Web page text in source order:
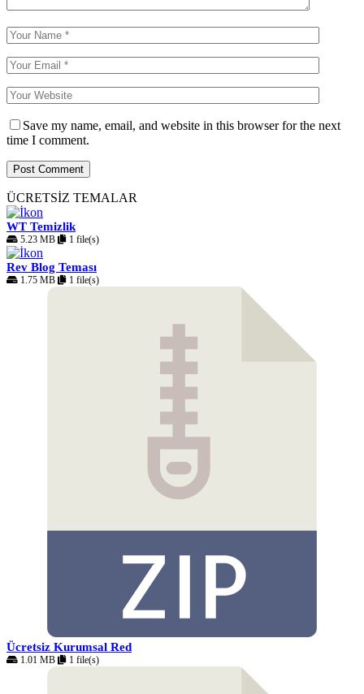
Save my name, email, and website in this browser for the next
time I comment.
ÜCRETSİZ TEMALAR
WT Temizlik
5.23 MB 1 file(s)
Rev Blog Teması
1.75 MB 1 file(s)
Ücretsiz Kurumsal Red
1.01 MB 1 file(s)